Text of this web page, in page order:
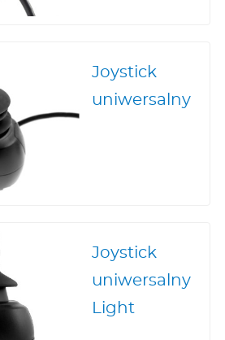
Joystick
uniwersalny
Joystick
uniwersalny
Light